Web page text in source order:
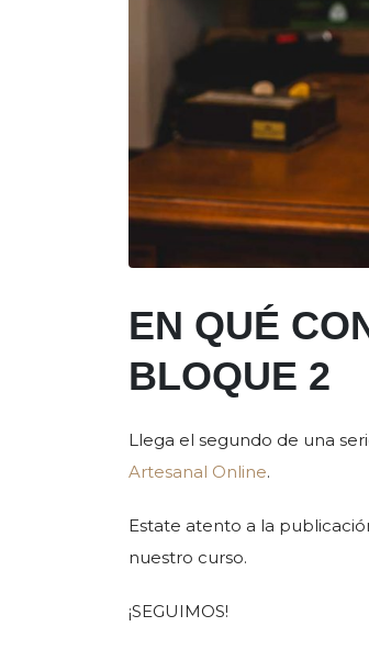
EN QUÉ
BLOQUE 2
Llega el segundo de una
Artesanal Online.
Estate atento a la
nuestro curso.
¡SEGUIMOS!